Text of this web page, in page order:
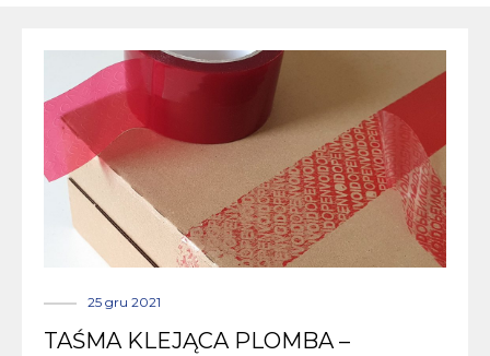
25 gru 2021
TAŚMA KLEJĄCA PLOMBA –